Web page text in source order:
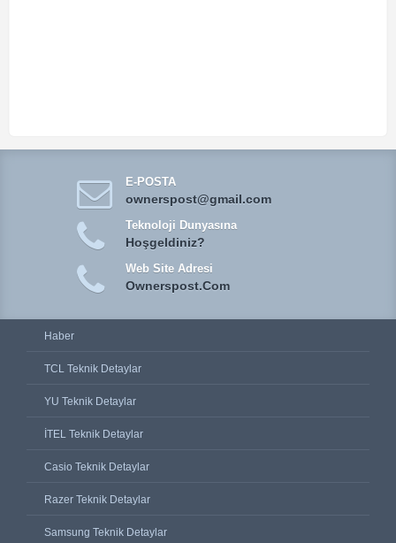
E-POSTA
ownerspost@gmail.com
Teknoloji Dunyasına
Hoşgeldiniz?
Web Site Adresi
Ownerspost.Com
Haber
TCL Teknik Detaylar
YU Teknik Detaylar
İTEL Teknik Detaylar
Casio Teknik Detaylar
Razer Teknik Detaylar
Samsung Teknik Detaylar